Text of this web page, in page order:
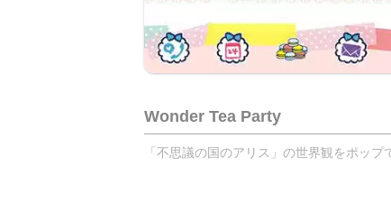
Wonder Tea Party
「不思議の国のアリス」の世界観をポッ